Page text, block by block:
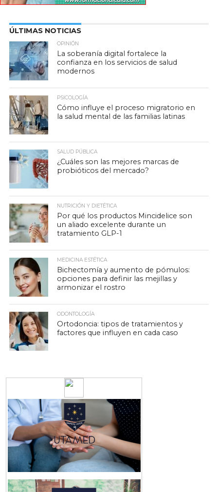
ÚLTIMAS NOTICIAS
OPINIÓN
La soberanía digital fortalece la
confianza en los servicios de salud
modernos
PSICOLOGÍA
Cómo influye el proceso migratorio en
la salud mental de las familias latinas
SALUD PÚBLICA
¿Cuáles son las mejores marcas de
probióticos del mercado?
NUTRICIÓN Y DIETÉTICA
Por qué los productos Mincidelice son
un aliado excelente durante un
tratamiento GLP-1
MEDICINA ESTÉTICA
Bichectomía y aumento de pómulos:
opciones para definir las mejillas y
armonizar el rostro
ODONTOLOGÍA
Ortodoncia: tipos de tratamientos y
factores que influyen en cada caso